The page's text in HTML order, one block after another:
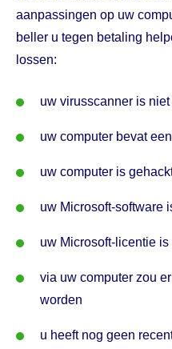
aanpassingen op uw
beller u tegen betaling
lossen:
uw virusscanner is
uw computer bevat
uw computer is
uw Microsoft-software
uw Microsoft-licentie is
via uw computer zou
worden
u heeft nog geen